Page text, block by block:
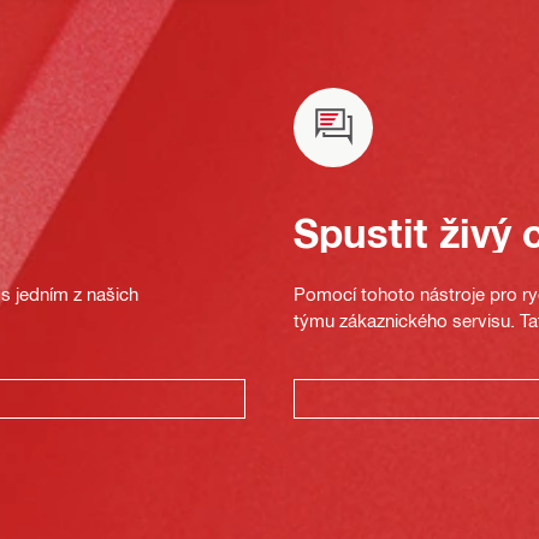
jedním z našich
Spustit živý
Pomocí tohoto nástroje pro
týmu zákaznického servisu.